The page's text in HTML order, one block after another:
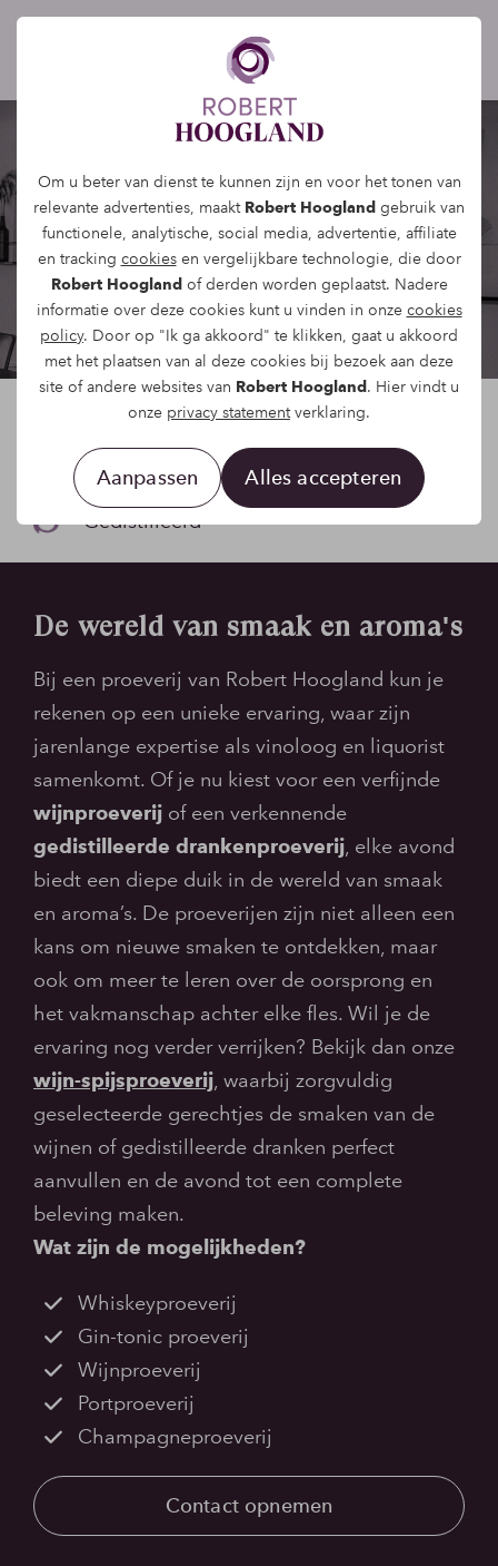
Om u beter van dienst te kunnen zijn en voor het tonen van
relevante advertenties, maakt Robert Hoogland gebruik van
functionele, analytische, social media, advertentie, affiliate
en tracking cookiesen vergelijkbare technologie, die door
Robert Hoogland of derden worden geplaatst. Nadere
informatie over deze cookies kunt u vinden in onze cookies
policy. Door op "Ik ga akkoord" te klikken, gaat u akkoord
met het plaatsen van al deze cookies bij bezoek aan deze
site of andere websites van Robert Hoogland. Hier vindt u
onze privacy statementverklaring.
Aanpassen Alles accepteren
Proeverijen
Champagne
Port
Gedistilleerd
De wereld van smaak en aroma's
Bij een proeverij van Robert Hoogland kun je
rekenen op een unieke ervaring, waar zijn
jarenlange expertise als vinoloog en liquorist
samenkomt. Of je nu kiest voor een verfijnde
wijnproeverij of een verkennende
gedistilleerde drankenproeverij, elke avond
biedt een diepe duik in de wereld van smaak
en aroma’s. De proeverijen zijn niet alleen een
kans om nieuwe smaken te ontdekken, maar
ook om meer te leren over de oorsprong en
het vakmanschap achter elke fles. Wil je de
ervaring nog verder verrijken? Bekijk dan onze
wijn-spijsproeverij, waarbij zorgvuldig
geselecteerde gerechtjes de smaken van de
wijnen of gedistilleerde dranken perfect
aanvullen en de avond tot een complete
beleving maken.
Wat zijn de mogelijkheden?
Whiskeyproeverij
Gin-tonic proeverij
Wijnproeverij
Portproeverij
Champagneproeverij
Contact opnemen